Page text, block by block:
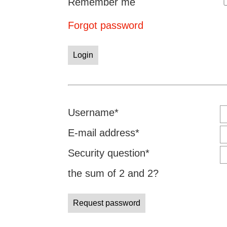
Forgot password
Login
Mandatory
field
Username*
Mandatory
field
E-mail address*
Mandatory
field
Security question*
the sum of 2 and 2?
Request password